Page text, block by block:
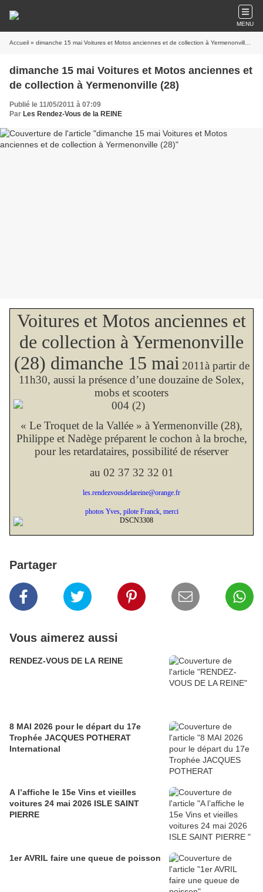
MENU
Accueil » dimanche 15 mai Voitures et Motos anciennes et de collection à Yermenonville (28)
dimanche 15 mai Voitures et Motos anciennes et
de collection à Yermenonville (28)
Publié le 11/05/2011 à 07:09
Par Les Rendez-Vous de la REINE
Voitures et Motos anciennes et
de collection à Yermenonville
(28) dimanche 15 mai 2011à partir de
11h30, aussi la présence d’une douzaine de Solex,
mobs et scooters
« Le Troquet de la Vallée » à Yermenonville (28),
Philippe et Nadège préparent le cochon à la broche,
pour les retardataires, possibilité de réserver
au 02 37 32 32 01
les.rendezvousdelareine@orange.fr
photos Yves, pilote Franck, merci
Partager
Vous aimerez aussi
RENDEZ-VOUS DE LA REINE
8 MAI 2026 pour le départ du 17e
Trophée JACQUES POTHERAT
International
A l’affiche le 15e Vins et vieilles
voitures 24 mai 2026 ISLE SAINT
PIERRE
1er AVRIL faire une queue de poisson